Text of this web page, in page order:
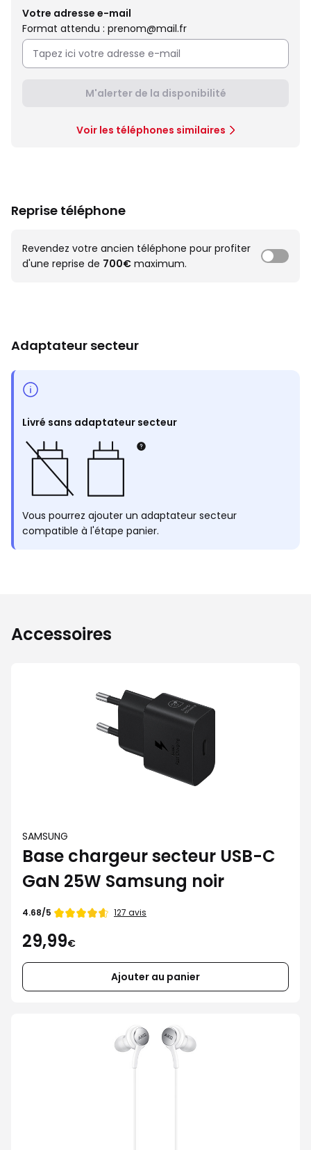
Votre adresse e-mail
Format attendu : prenom@mail.fr
M'alerter de la disponibilité
Voir les téléphones similaires
Reprise téléphone
Revendez votre ancien téléphone pour profiter
d'une reprise de 700€ maximum.
Adaptateur secteur
Livré sans adaptateur secteur
Vous pourrez ajouter un adaptateur secteur
compatible à l'étape panier.
Accessoires
SAMSUNG
Base chargeur secteur USB-C
GaN 25W Samsung noir
Note
4.68/5 127 avis
29,99€
Ajouter au panier